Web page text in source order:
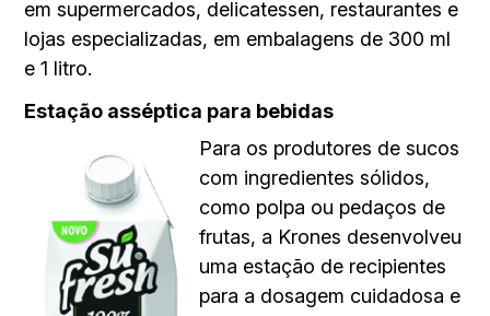
em supermercados, delicatessen, restaurantes e
lojas especializadas, em embalagens de 300 ml
e 1 litro.
Estação asséptica para bebidas
Para os produtores de sucos
com ingredientes sólidos,
como polpa ou pedaços de
frutas, a Krones desenvolveu
uma estação de recipientes
para a dosagem cuidadosa e